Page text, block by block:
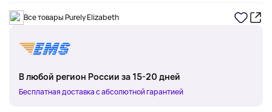
Все товары Purely Elizabeth
В любой регион России за 15-20 дней
Бесплатная доставка с абсолютной гарантией